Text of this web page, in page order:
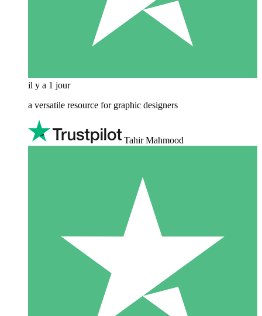
il y a 1 jour
a versatile resource for graphic designers
Tahir Mahmood